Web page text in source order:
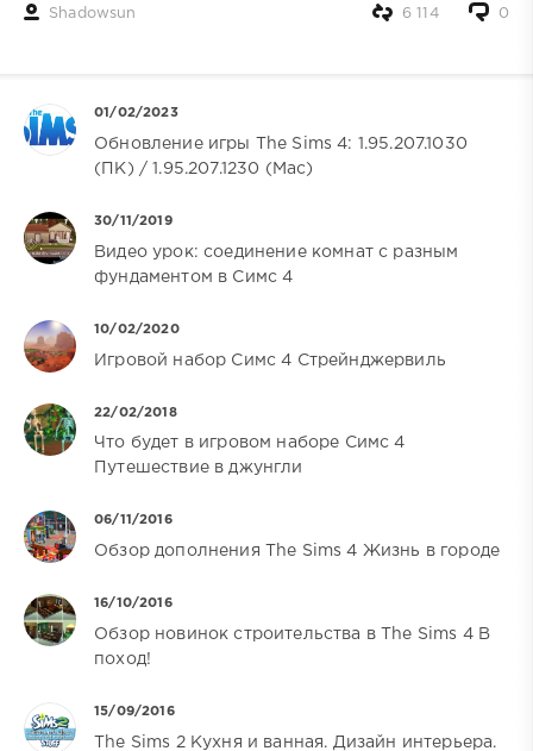
Shadowsun 0
6 114
01/02/2023
Обновление игры The Sims 4: 1.95.207.1030
(ПК) / 1.95.207.1230 (Mac)
30/11/2019
Видео урок: соединение комнат с разным
фундаментом в Симс 4
10/02/2020
Игровой набор Симс 4 Стрейнджервиль
22/02/2018
Что будет в игровом наборе Симс 4
Путешествие в джунгли
06/11/2016
Обзор дополнения The Sims 4 Жизнь в городе
16/10/2016
Обзор новинок строительства в The Sims 4 В
поход!
15/09/2016
The Sims 2 Кухня и ванная. Дизайн интерьера.